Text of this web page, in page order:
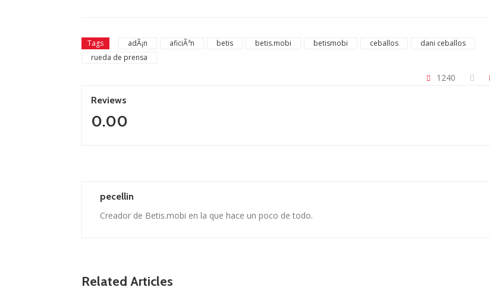
Tags adÃ¡n aficiÃ³n betis betis.mobi betismobi ceballos
dani ceballos
rueda de prensa
1240
Reviews
0.00
pecellin
Creador de Betis.mobi en la que hace un poco de todo.
Related Articles